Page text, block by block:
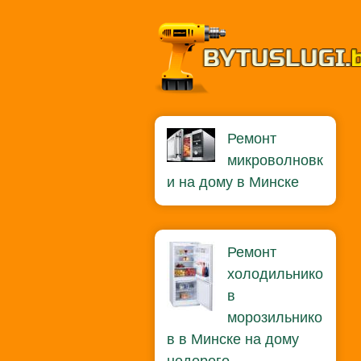
Р
м
о
н
Ремонт
микроволновк
и на дому в Минске
Ремонт
холодильнико
в
морозильнико
в в Минске на дому